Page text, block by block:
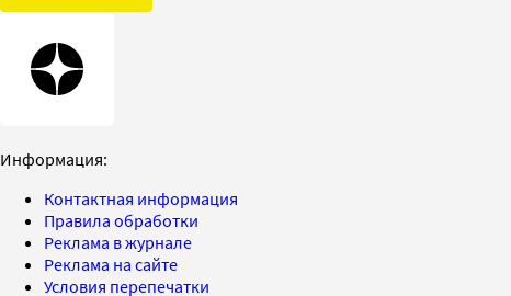
Информация:
Контактная информация
Правила обработки
Реклама в журнале
Реклама на сайте
Условия перепечатки